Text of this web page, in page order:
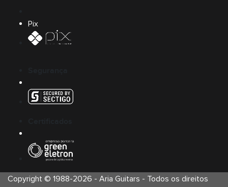
Pix
Copyright © 1988-2026 - Aria Guitars - Todos os direitos